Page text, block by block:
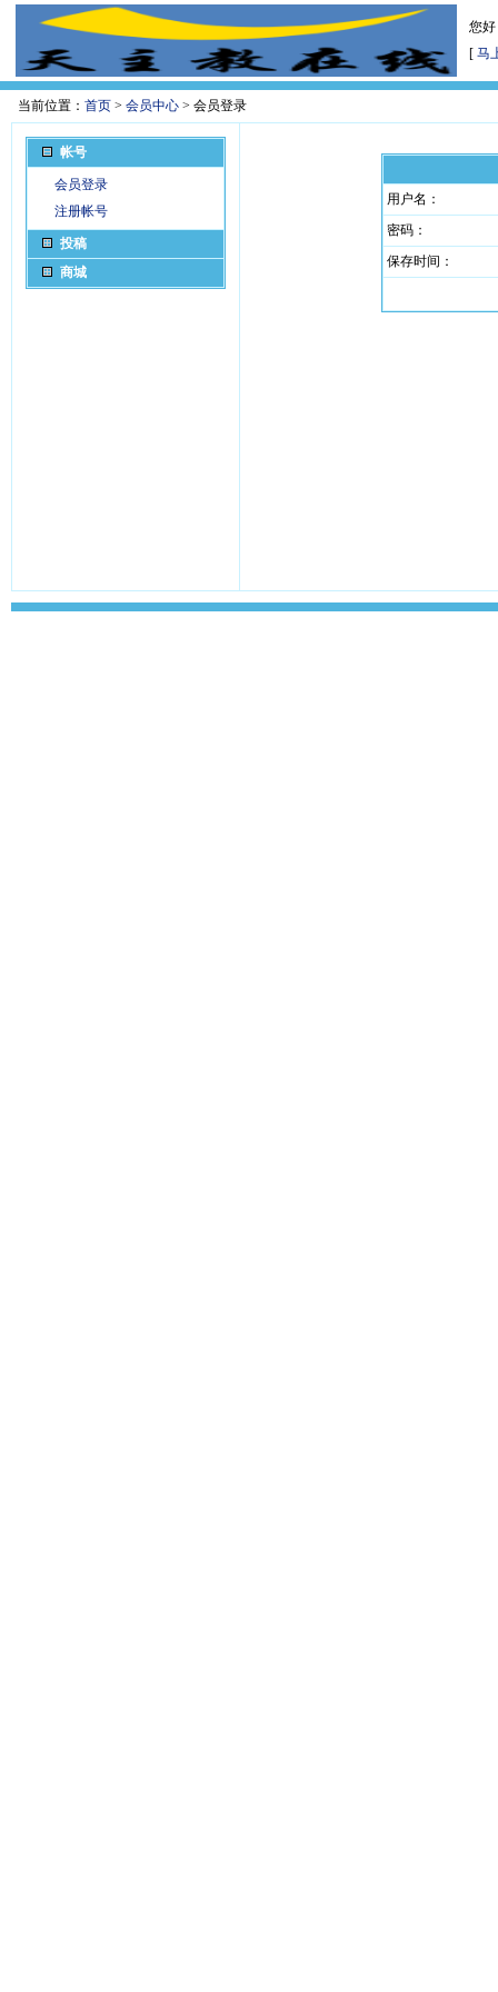
您
[ 马
当前位置： 首页 > 会员中心 > 会员登录
帐号
会员登录
注册帐号
投稿
商城
用户名：
密码：
保存时间：